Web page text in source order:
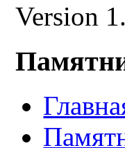
Version